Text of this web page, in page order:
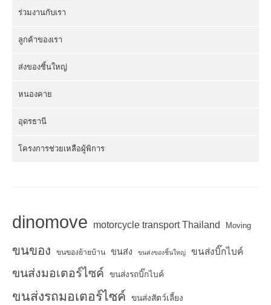
ร่วมงานกับเรา
ลูกค้าของเรา
ส่งของชิ้นใหญ่
หนองคาย
อุดรธานี
โครงการช่วยเหลือผู้พิการ
dinomove motorcycle transport Thailand Moving
ขนของ ขนของย้ายบ้าน ขนส่ง ขนส่งของชิ้นใหญ่ ขนส่งบิ๊กไบค์
ขนส่งมอเตอร์ไซค์ ขนส่งรถบิ๊กไบค์
ขนส่งรถมอเตอร์ไซค์ ขนส่งสัตว์เลี้ยง